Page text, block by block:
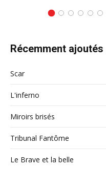
Récemment ajoutés
Scar
L'inferno
Miroirs brisés
Tribunal Fantôme
Le Brave et la belle